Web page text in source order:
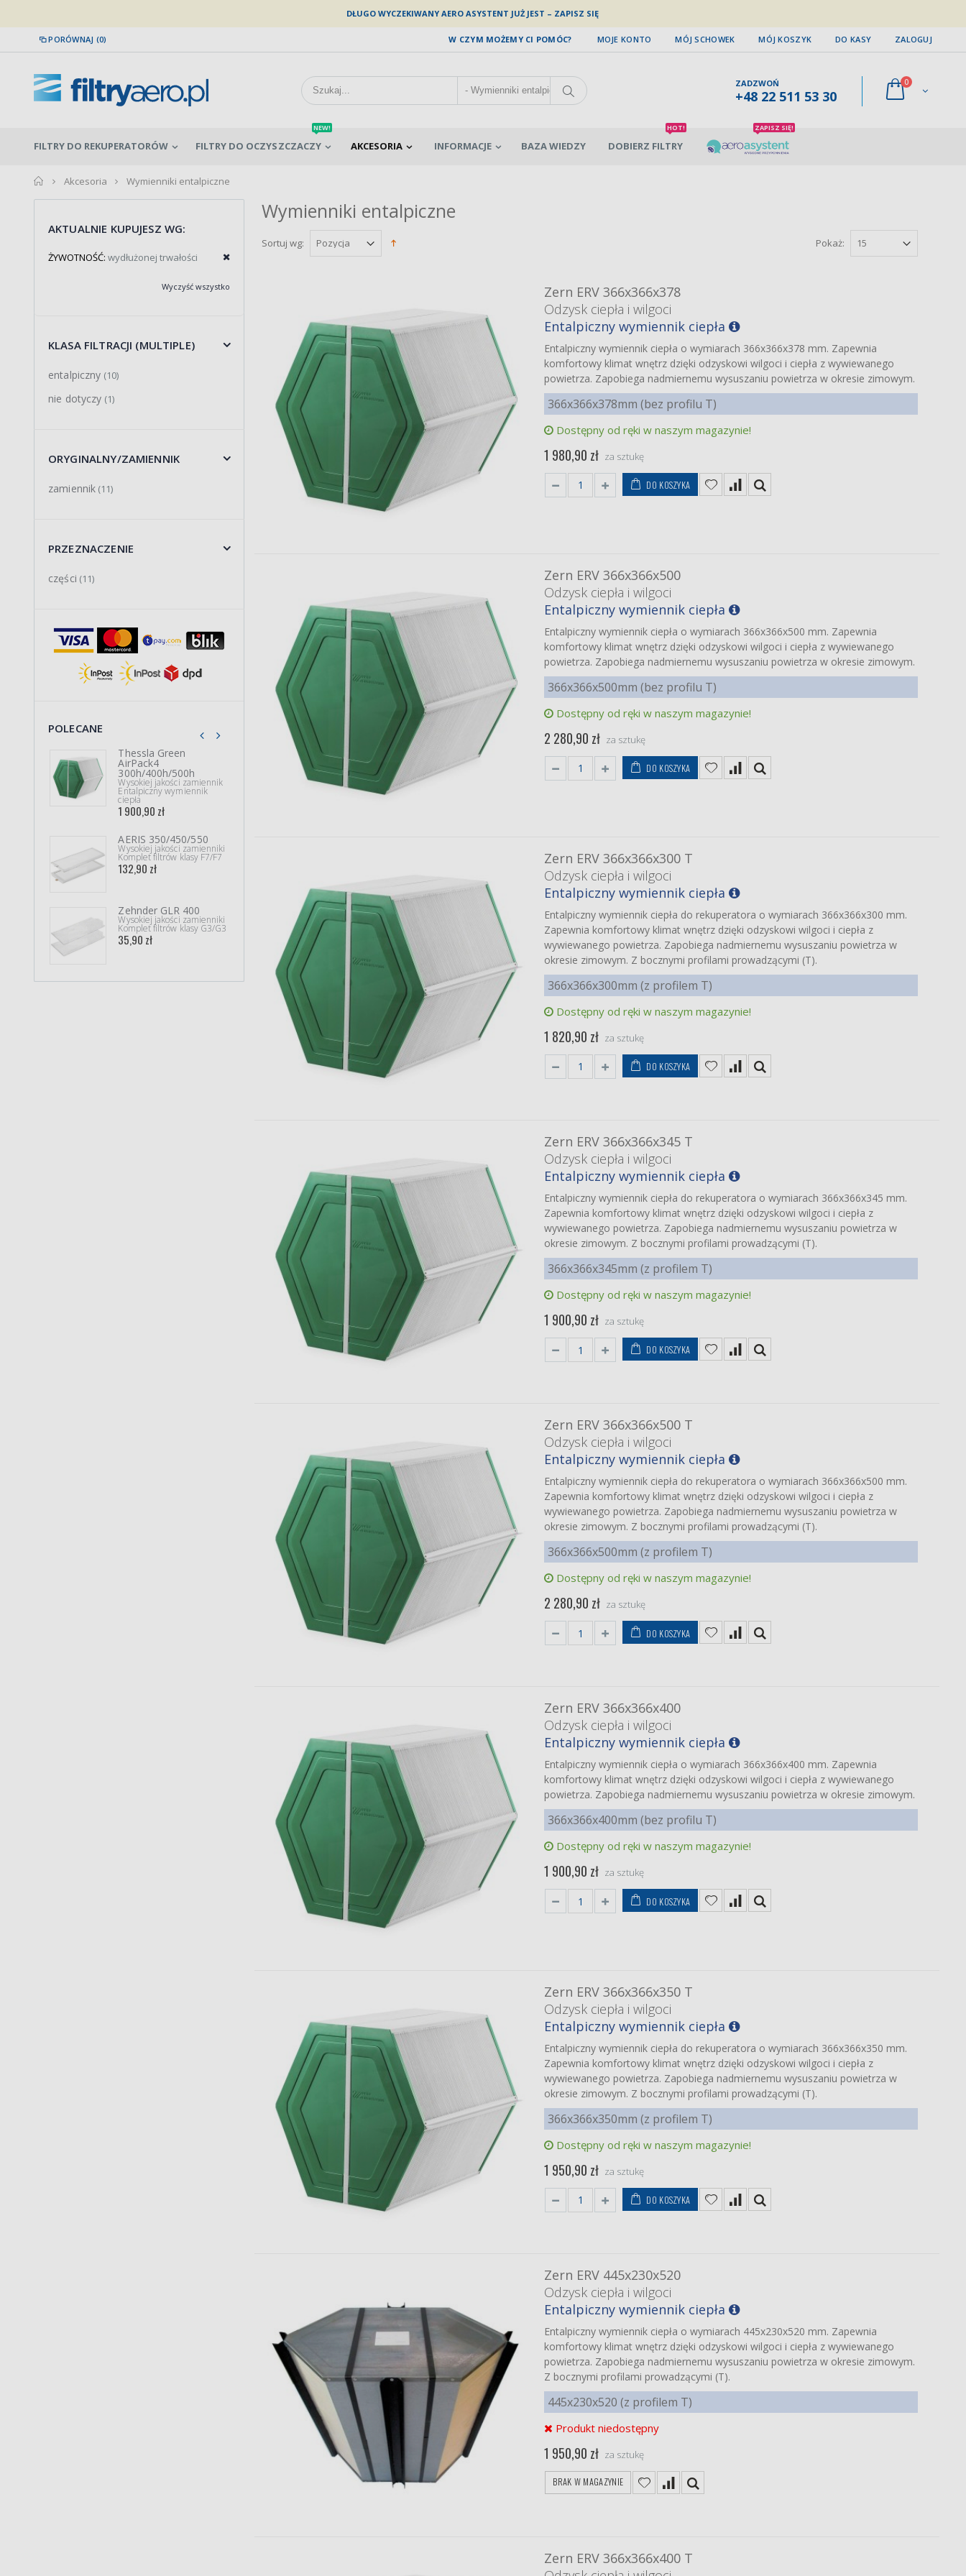
DŁUGO WYCZEKIWANY AERO ASYSTENT JUŻ JEST – ZAPISZ SIĘ
PORÓWNAJ (0) MOJE KONTO MÓJ SCHOWEK MÓJ KOSZYK DO KASY ZALOGUJ
W CZYM MOŻEMY CI POMÓC?
ZADZWOŃ
+48 22 511 53 30
0
FILTRY DO REKUPERATORÓW FILTRY DO OCZYSZCZACZY
NEW!
AKCESORIA INFORMACJE BAZA WIEDZY DOBIERZ FILTRY
HOT! ZAPISZ SIĘ!
home
Akcesoria Wymienniki entalpiczne
Wymienniki entalpiczne
Sortuj wg: Pokaż:
Zern ERV 366x366x378
Odzysk ciepła i wilgoci
Entalpiczny wymiennik ciepła
Entalpiczny wymiennik ciepła o wymiarach 366x366x378 mm. Zapewnia
komfortowy klimat wnętrz dzięki odzyskowi wilgoci i ciepła z wywiewanego
powietrza. Zapobiega nadmiernemu wysuszaniu powietrza w okresie zimowym.
366x366x378mm (bez profilu T)
Dostępny od ręki w naszym magazynie!
1 980,90 zł za sztukę
DO KOSZYKA
Zern ERV 366x366x500
Odzysk ciepła i wilgoci
Entalpiczny wymiennik ciepła
Entalpiczny wymiennik ciepła o wymiarach 366x366x500 mm. Zapewnia
komfortowy klimat wnętrz dzięki odzyskowi wilgoci i ciepła z wywiewanego
powietrza. Zapobiega nadmiernemu wysuszaniu powietrza w okresie zimowym.
366x366x500mm (bez profilu T)
Dostępny od ręki w naszym magazynie!
2 280,90 zł za sztukę
DO KOSZYKA
Zern ERV 366x366x300 T
Odzysk ciepła i wilgoci
Entalpiczny wymiennik ciepła
Entalpiczny wymiennik ciepła do rekuperatora o wymiarach 366x366x300 mm.
Zapewnia komfortowy klimat wnętrz dzięki odzyskowi wilgoci i ciepła z
wywiewanego powietrza. Zapobiega nadmiernemu wysuszaniu powietrza w
okresie zimowym. Z bocznymi profilami prowadzącymi (T).
366x366x300mm (z profilem T)
Dostępny od ręki w naszym magazynie!
1 820,90 zł za sztukę
DO KOSZYKA
Zern ERV 366x366x345 T
Odzysk ciepła i wilgoci
Entalpiczny wymiennik ciepła
Entalpiczny wymiennik ciepła do rekuperatora o wymiarach 366x366x345 mm.
Zapewnia komfortowy klimat wnętrz dzięki odzyskowi wilgoci i ciepła z
wywiewanego powietrza. Zapobiega nadmiernemu wysuszaniu powietrza w
okresie zimowym. Z bocznymi profilami prowadzącymi (T).
366x366x345mm (z profilem T)
Dostępny od ręki w naszym magazynie!
1 900,90 zł za sztukę
DO KOSZYKA
Zern ERV 366x366x500 T
Odzysk ciepła i wilgoci
Entalpiczny wymiennik ciepła
Entalpiczny wymiennik ciepła do rekuperatora o wymiarach 366x366x500 mm.
Zapewnia komfortowy klimat wnętrz dzięki odzyskowi wilgoci i ciepła z
wywiewanego powietrza. Zapobiega nadmiernemu wysuszaniu powietrza w
okresie zimowym. Z bocznymi profilami prowadzącymi (T).
366x366x500mm (z profilem T)
Dostępny od ręki w naszym magazynie!
2 280,90 zł za sztukę
DO KOSZYKA
Zern ERV 366x366x400
Odzysk ciepła i wilgoci
Entalpiczny wymiennik ciepła
Entalpiczny wymiennik ciepła o wymiarach 366x366x400 mm. Zapewnia
komfortowy klimat wnętrz dzięki odzyskowi wilgoci i ciepła z wywiewanego
powietrza. Zapobiega nadmiernemu wysuszaniu powietrza w okresie zimowym.
366x366x400mm (bez profilu T)
Dostępny od ręki w naszym magazynie!
1 900,90 zł za sztukę
DO KOSZYKA
Zern ERV 366x366x350 T
Odzysk ciepła i wilgoci
Entalpiczny wymiennik ciepła
Entalpiczny wymiennik ciepła do rekuperatora o wymiarach 366x366x350 mm.
Zapewnia komfortowy klimat wnętrz dzięki odzyskowi wilgoci i ciepła z
wywiewanego powietrza. Zapobiega nadmiernemu wysuszaniu powietrza w
okresie zimowym. Z bocznymi profilami prowadzącymi (T).
366x366x350mm (z profilem T)
Dostępny od ręki w naszym magazynie!
1 950,90 zł za sztukę
DO KOSZYKA
Zern ERV 445x230x520
Odzysk ciepła i wilgoci
Entalpiczny wymiennik ciepła
Entalpiczny wymiennik ciepła o wymiarach 445x230x520 mm. Zapewnia
komfortowy klimat wnętrz dzięki odzyskowi wilgoci i ciepła z wywiewanego
powietrza. Zapobiega nadmiernemu wysuszaniu powietrza w okresie zimowym.
Z bocznymi profilami prowadzącymi (T).
445x230x520 (z profilem T)
Produkt niedostępny
1 950,90 zł za sztukę
BRAK W MAGAZYNIE
Zern ERV 366x366x400 T
AKTUALNIE KUPUJESZ WG:
ŻYWOTNOŚĆ: wydłużonej trwałości
Wyczyść wszystko
KLASA FILTRACJI (MULTIPLE)
entalpiczny (10)
nie dotyczy (1)
ORYGINALNY/ZAMIENNIK
zamiennik (11)
PRZEZNACZENIE
części (11)
POLECANE
Thessla Green
AirPack4
300h/400h/500h
Wysokiej jakości zamiennik
Entalpiczny wymiennik
ciepła
1 900,90 zł
AERIS 350/450/550
Wysokiej jakości zamienniki
Komplet filtrów klasy F7/F7
132,90 zł
Zehnder GLR 400
Wysokiej jakości zamienniki
Komplet filtrów klasy G3/G3
35,90 zł
DEFRO DRX PLUS
300V/400V/500V/600V
Wysokiej jakości zamiennik
Komplet filtrów klasy M5/G3
(ePM10/Coarse)
Komfovent Verso R
1200 F
Wysokiej jakości zamienniki
Komplet filtrów klasy F7/M5
(ePM1 70%/ePM10 55%)
255,90 zł